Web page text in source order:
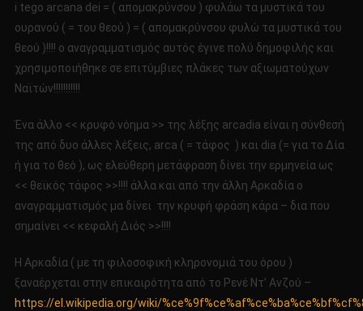
i tego arcana dei = ( απομακρύνσου ) φυλάω τα μυστικά του
ουρανού ( = του θεού ) = ( απομακρύνσου φυλώ τα μυστικά του
θεού )!!!! ο αναγραμματισμός αυτός έγινε πολύ δημοφιλής και
χρησιμοποιήθηκε σε επιτύμβιες πλάκες των αξιωματούχων
Ναϊτών!!!!!!!!!!!
Ένα άλλο << κρυφό νόημα >> της λέξης arcadia είναι η σύνθεσή
της από δυο άλλες λέξεις, arca ( = τάφος ) και dia (= για το Δία
ή για το θεό ), ως ελεύθερη μετάφραση δίνει την ερμηνεία ως
<< θεϊκός τάφος >>!!!! άλλα και από την άλλη Αρκαδία ο
αναγραμματισμός μα δίνει την κρυφή φράση κάρα – δια που
σημαίνει << κεφαλή Διός >>!!!!
Η Αρκαδία ( με τη φιλοσοφική κληρονομιά του όρου )
ξαναέρχεται στην επικαιρότητα από το Ρενέ Ντ’ Ανζού –
https://el.wikipedia.org/wiki/